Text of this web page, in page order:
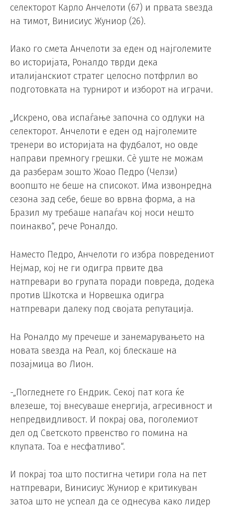
селекторот Карло Анчелоти (67) и првата ѕвезда
на тимот, Винисиус Жуниор (26).
Иако го смета Анчелоти за еден од најголемите
во историјата, Роналдо тврди дека
италијанскиот стратег целосно потфрлил во
подготовката на турнирот и изборот на играчи.
„Искрено, ова испаѓање започна со одлуки на
селекторот. Анчелоти е еден од најголемите
тренери во историјата на фудбалот, но овде
направи премногу грешки. Сè уште не можам
да разберам зошто Жоао Педро (Челзи)
воопшто не беше на списокот. Има извонредна
сезона зад себе, беше во врвна форма, а на
Бразил му требаше напаѓач кој носи нешто
поинакво“, рече Роналдо.
Наместо Педро, Анчелоти го избра повредениот
Нејмар, кој не ги одигра првите два
натпревари во групата поради повреда, додека
против Шкотска и Норвешка одигра
натпревари далеку под својата репутација.
На Роналдо му пречеше и занемарувањето на
новата ѕвезда на Реал, кој блескаше на
позајмица во Лион.
-„Погледнете го Ендрик. Секој пат кога ќе
влезеше, тој внесуваше енергија, агресивност и
непредвидливост. И покрај ова, поголемиот
дел од Светското првенство го помина на
клупата. Тоа е несфатливо“.
И покрај тоа што постигна четири гола на пет
натпревари, Винисиус Жуниор е критикуван
затоа што не успеал да се однесува како лидер